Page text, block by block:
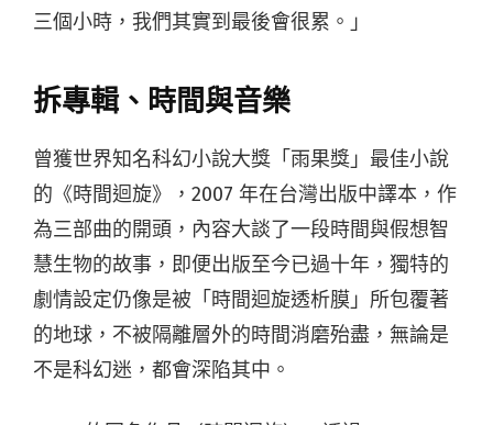
三個小時，我們其實到最後會很累。」
拆專輯、時間與音樂
曾獲世界知名科幻小說大獎「雨果獎」最佳小說
的《時間迴旋》，2007 年在台灣出版中譯本，作
為三部曲的開頭，內容大談了一段時間與假想智
慧生物的故事，即便出版至今已過十年，獨特的
劇情設定仍像是被「時間迴旋透析膜」所包覆著
的地球，不被隔離層外的時間消磨殆盡，無論是
不是科幻迷，都會深陷其中。